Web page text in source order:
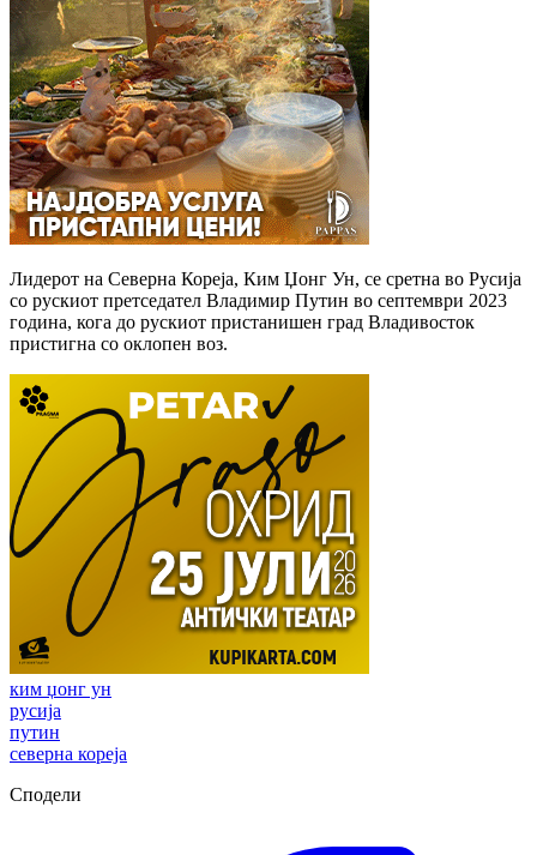
Лидерот на Северна Кореја, Ким Џонг Ун, се сретна во Русија
со рускиот претседател Владимир Путин во септември 2023
година, кога до рускиот пристанишен град Владивосток
пристигна со оклопен воз.
ким џонг ун
русија
путин
северна кореја
Сподели